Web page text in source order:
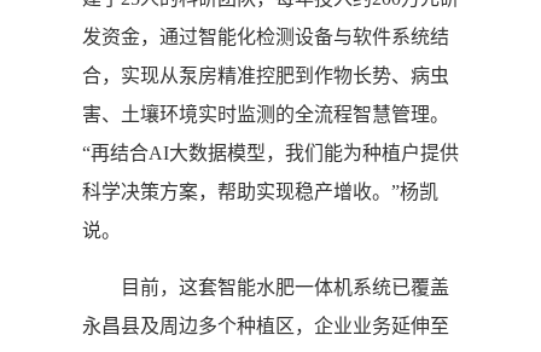
发资金，通过智能化检测设备与软件系统结
合，实现从泵房精准控肥到作物长势、病虫
害、土壤环境实时监测的全流程智慧管理。
“再结合AI大数据模型，我们能为种植户提供
科学决策方案，帮助实现稳产增收。”杨凯
说。
目前，这套智能水肥一体机系统已覆盖
永昌县及周边多个种植区，企业业务延伸至